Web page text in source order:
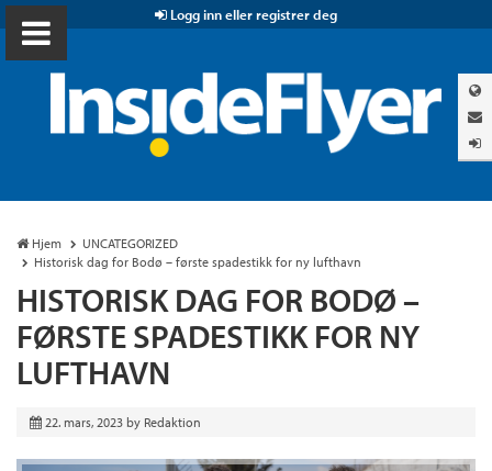
Logg inn eller registrer deg
Hjem
UNCATEGORIZED
Historisk dag for Bodø – første spadestikk for ny lufthavn
HISTORISK DAG FOR BODØ –
FØRSTE SPADESTIKK FOR NY
LUFTHAVN
22. mars, 2023 by Redaktion